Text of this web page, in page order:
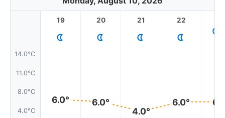
14.0°C
11.0°C
8.0°C
4.0°C
19
6.0°
20
6.0°
21
4.0°
22
6.0°